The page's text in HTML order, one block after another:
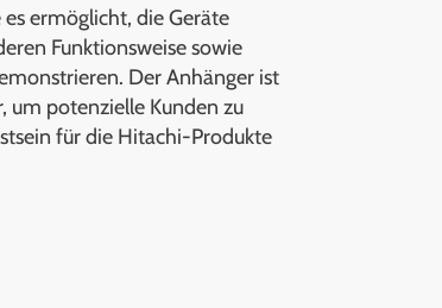
ermöglicht, die Geräte
Funktionsweise sowie
Der Anhänger ist
um potenzielle Kunden zu
für die Hitachi-Produkte